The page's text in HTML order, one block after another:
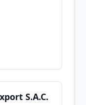
S.A.C.